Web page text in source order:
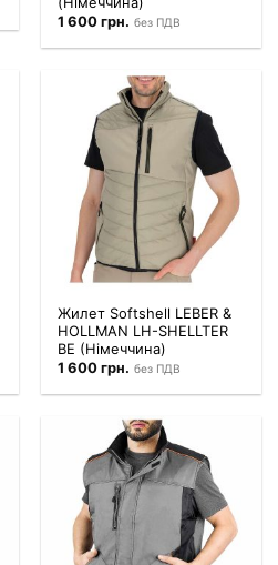
1 600грн. без ПДВ
Жилет Softshell LEBER &
HOLLMAN LH-SHELLTER
BE (Німеччина)
1 600грн. без ПДВ